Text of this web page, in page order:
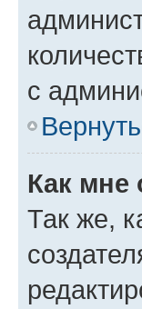
с
Как мне
Так же,